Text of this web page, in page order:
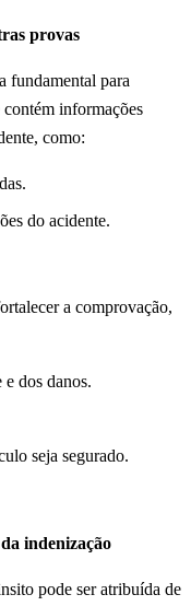
provas
fundamental para
informações
como:
do acidente.
a comprovação,
dos danos.
seja segurado.
indenização
pode ser atribuída de